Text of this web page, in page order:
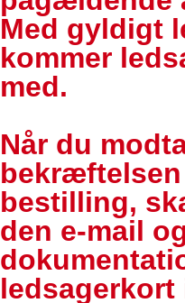
Med gyldigt
kommer
med.
Når du
bestilling,
den e-mail
ledsagerkort